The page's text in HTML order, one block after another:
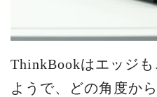
ThinkBookはエッジ
ようで、どの角度か